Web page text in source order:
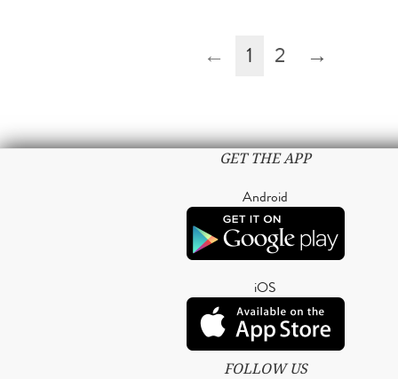
← 1 2 →
GET THE APP
Android
iOS
FOLLOW US